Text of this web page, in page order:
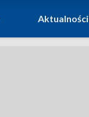
DO
Aktualności